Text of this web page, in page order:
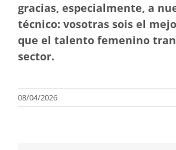
gracias, especialmente, a
técnico: vosotras sois el
que el talento femenino
sector.
08/04/2026